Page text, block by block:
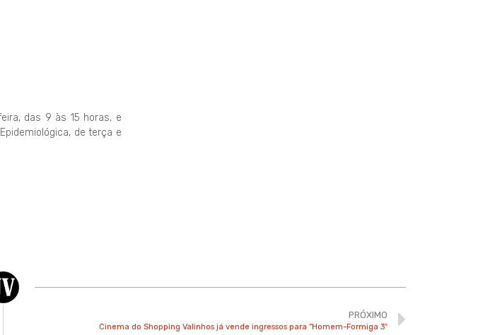
das 9 às 15 horas, e
de terça e
PRÓXIMO
Cinema do Shopping Valinhos já vende ingressos para “Homem-Formiga 3″